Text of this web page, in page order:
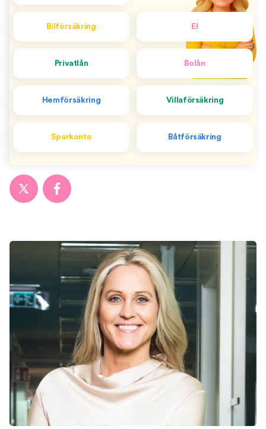
Bilförsäkring El
Privatlån Bolån
Hemförsäkring Villaförsäkring
Sparkonto Båtförsäkring